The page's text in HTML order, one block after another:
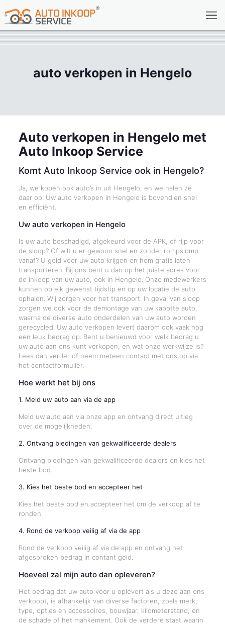
auto verkopen in Hengelo
Auto verkopen in Hengelo met
Auto Inkoop Service
Komt Auto Inkoop Service ook in Hengelo?
Ja, we kopen ook auto’s in uit Hengelo, en we halen ze
daar op. Uw auto verkopen in Hengelo is bovendien snel
en efficiënt.
Uw auto verkopen in Hengelo
Is uw auto beschadigd, afgekeurd voor de APK, of rijp voor
de sloop? Of wilt u er gewoon snel en zonder rompslomp
vanaf? U geld voor uw auto krijgen en hem gratis laten
transporteren. Bij ons bent u dan op het juiste adres voor
de inkoop van uw auto, ook in Hengelo. Onze medewerkers
kunnen op elk gewenst tijdstip en op uw locatie de auto
ophalen. Wij zorgen voor het transport. In geval van sloop
zorgen we ook voor de demontage van uw kapotte auto,
waarna de diverse auto onderdelen van uw auto worden
gerecycled. Uw auto verkopen levert daarom ook vaak nog
een leuk bedrag op. Bent u benieuwd voor welk bedrag u
uw auto aan ons kunt verkopen, en wat onze werkwijze is?
Lees dan verder of neem meteen contact met ons op via
het contactformulier.
Hoe werkt het bij ons
1. Meld uw auto aan via de app
Meld uw auto aan via onze app en ontvang direct uitleg
over de mogelijkheden.
2. Ontvang biedingen van gekwalificeerde dealers
Ontvang biedingen van gekwalificeerde dealers en kies het
beste bod.
3. Kies het beste bod en accepteer het
Kies het beste bod en accepteer het om de verkoop af te
ronden.
4. Rond de verkoop veilig af via de app
Rond de verkoop veilig af via de app en ontvang het
afgesproken bedrag in contant geld.
Hoeveel zal mijn auto dan opleveren?
Het bedrag dat uw auto voor u oplevert als u deze aan ons
verkoopt, is afhankelijk van diverse factoren, zoals merk,
type, opties en accessoires, bouwjaar, kilometerstand, en
de schade of het mankement. Ook de verdere staat waarin